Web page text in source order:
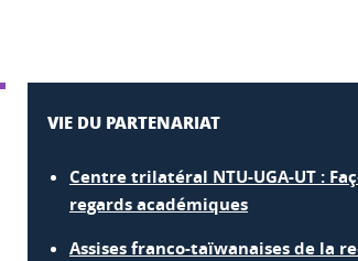
VIE DU PARTENARIAT
Centre trilatéral NTU-UGA-UT :
regards académiques
Assises franco-taïwanaises de la